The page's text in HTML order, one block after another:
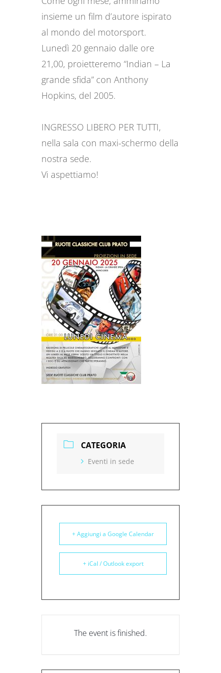
insieme un film d’autore ispirato
al mondo del motorsport.
Lunedì 20 gennaio dalle ore
21,00, proietteremo “Indian – La
grande sfida” con Anthony
Hopkins, del 2005.
INGRESSO LIBERO PER TUTTI,
nella sala con maxi-schermo della
nostra sede.
Vi aspettiamo!
CATEGORIA
Eventi in sede
+ Aggiungi a Google Calendar
+ iCal / Outlook export
The event is finished.